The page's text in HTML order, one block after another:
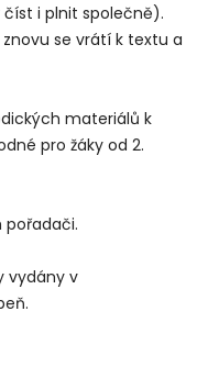
i plnit společně).
se vrátí k textu a
materiálů k
pro žáky od 2.
pořadači.
vydány v